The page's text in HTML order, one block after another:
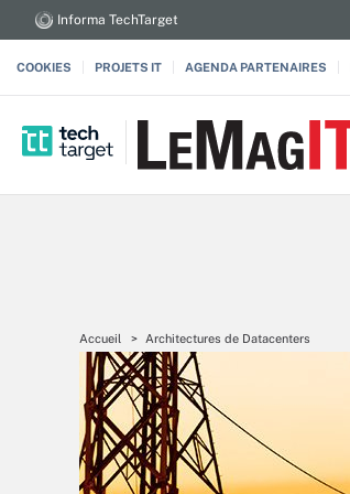
Informa TechTarget
COOKIES PROJETS IT AGENDA PARTENAIRES
Accueil Architectures de Datacenters